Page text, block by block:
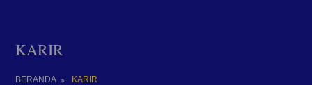
KARIR
BERANDA KARIR